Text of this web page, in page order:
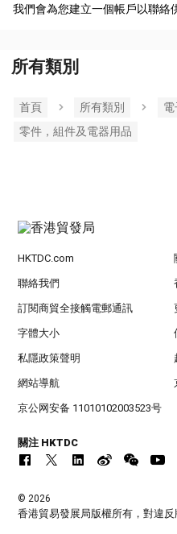
我們會為您建立一個帳戶以聯絡
所有類別
首頁 所有類別
零件，組件及電器用品
HKTDC.com
聯絡我們
訂閱商貿全接觸電郵通訊
字體大小
私隱政策聲明
網站導航
京公网安备 11010102003523号
關注 HKTDC
© 2026
香港貿易發展局版權所有，對違反